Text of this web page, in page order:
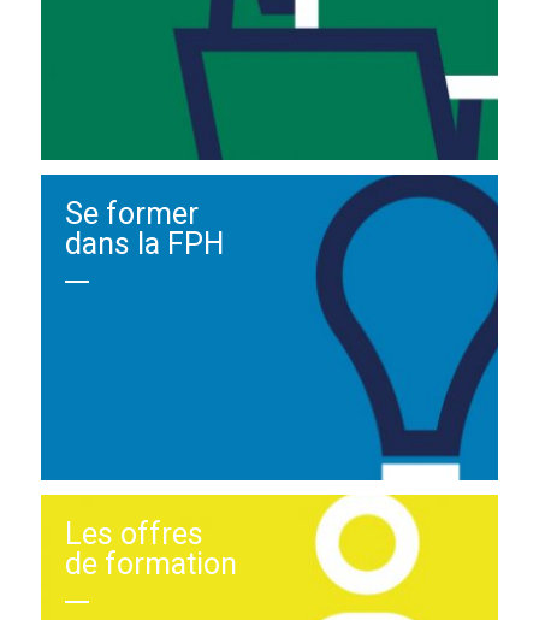
Se former
dans la FPH
Les offres
de formation